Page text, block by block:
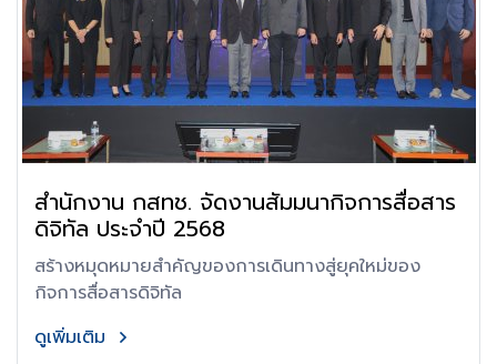
สำนักงาน กสทช. จัดงานสัมมนากิจการสื่อสาร
ดิจิทัล ประจำปี 2568
สร้างหมุดหมายสำคัญของการเดินทางสู่ยุคใหม่ของ
กิจการสื่อสารดิจิทัล
ดูเพิ่มเติม